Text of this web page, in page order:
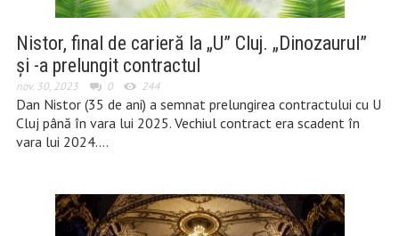
Nistor, final de carieră la „U” Cluj. „Dinozaurul”
și -a prelungit contractul
nov. 30, 2023 0 244
Dan Nistor (35 de ani) a semnat prelungirea contractului cu U
Cluj până în vara lui 2025. Vechiul contract era scadent în
vara lui 2024….